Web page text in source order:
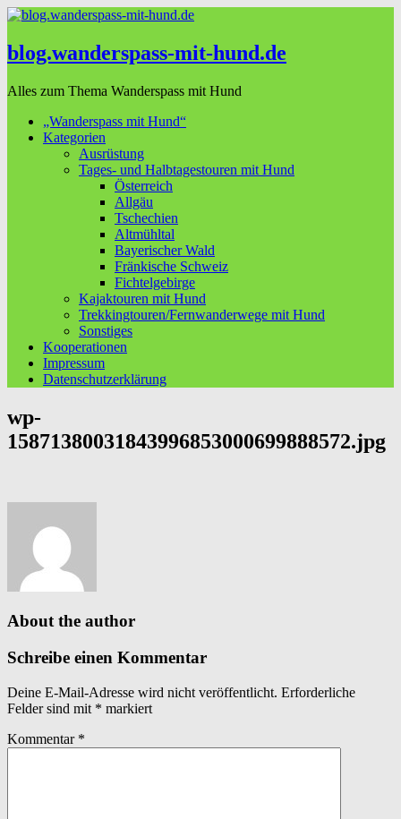
blog.wanderspass-mit-hund.de
Alles zum Thema Wanderspass mit Hund
„Wanderspass mit Hund“
Kategorien
Ausrüstung
Tages- und Halbtagestouren mit Hund
Österreich
Allgäu
Tschechien
Altmühltal
Bayerischer Wald
Fränkische Schweiz
Fichtelgebirge
Kajaktouren mit Hund
Trekkingtouren/Fernwanderwege mit Hund
Sonstiges
Kooperationen
Impressum
Datenschutzerklärung
wp-
15871380031843996853000699888572.jpg
About the author
Schreibe einen Kommentar
Deine E-Mail-Adresse wird nicht veröffentlicht. Erforderliche
Felder sind mit * markiert
Kommentar *